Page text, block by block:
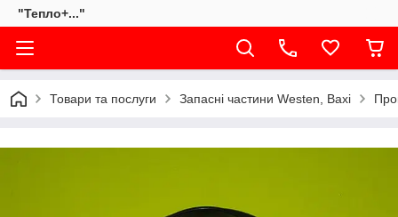
"Тепло+..."
Товари та послуги Запасні частини Westen, Baxi